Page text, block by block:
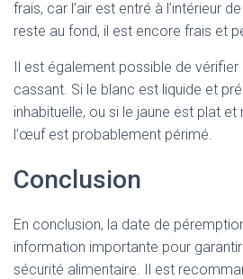
frais, car l’air est entré à l’intérieur
reste au fond, il est encore frais et
Il est également possible de vérifier
cassant. Si le blanc est liquide et
inhabituelle, ou si le jaune est plat
l’œuf est probablement périmé.
Conclusion
En conclusion, la date de
information importante pour
sécurité alimentaire. Il est